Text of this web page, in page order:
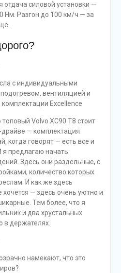
отдача силовой установки —
Нм. Разгон до 100 км/ч — за
с индивидуальными
вентиляцией и
Excellence
Volvo XC90 T8 стоит
драйве — комплектация
когда говорят — есть все и
предлагаю начать
Здесь они раздельные, с
количество которых
И как же здесь
— здесь очень уютно и
Тем более, что я
и два хрустальных
в держателях.
намекают, что это